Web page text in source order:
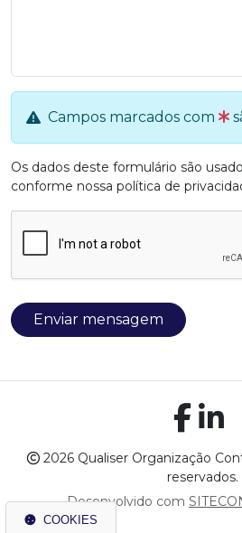
Campos marcados com
Os dados deste formulário são
conforme nossa política de
Enviar mensagem
2026 Qualiser Organização
reservados.
Desenvolvido com
COOKIES